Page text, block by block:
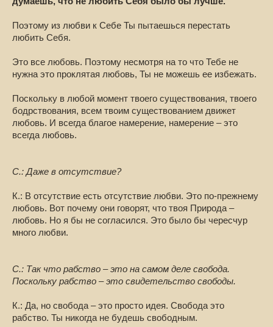
Поэтому из любви к Себе Ты пытаешься перестать
любить Себя.
Это все любовь. Поэтому несмотря на то что Тебе не
нужна это проклятая любовь, Ты не можешь ее избежать.
Поскольку в любой момент твоего существования, твоего
бодрствования, всем твоим существованием движет
любовь. И всегда благое намерение, намерение – это
всегда любовь.
С.: Даже в отсутствие?
К.: В отсутствие есть отсутствие любви. Это по-прежнему
любовь. Вот почему они говорят, что твоя Природа –
любовь. Но я бы не согласился. Это было бы чересчур
много любви.
С.: Так что рабство – это на самом деле свобода.
Поскольку рабство – это свидетельство свободы.
К.: Да, но свобода – это просто идея. Свобода это
рабство. Ты никогда не будешь свободным.